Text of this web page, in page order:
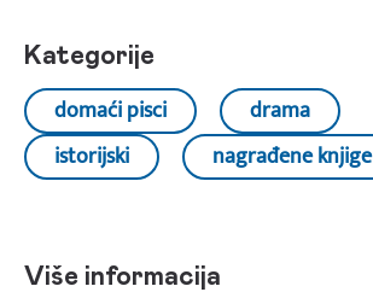
Kategorije
domaći pisci
drama
istorijski
nagrađene knjige
Više informacija